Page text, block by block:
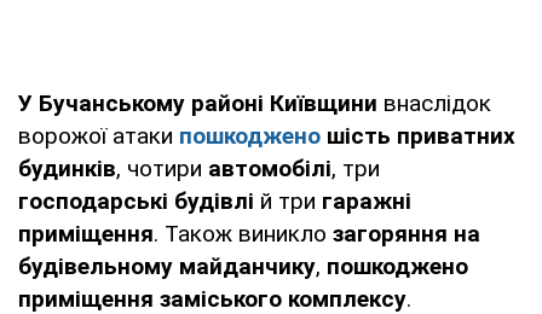
У Бучанському районі Київщини внаслідок
ворожої атаки пошкоджено шість приватних
будинків, чотири автомобілі, три
господарські будівлі й три гаражні
приміщення. Також виникло загоряння на
будівельному майданчику, пошкоджено
приміщення заміського комплексу.